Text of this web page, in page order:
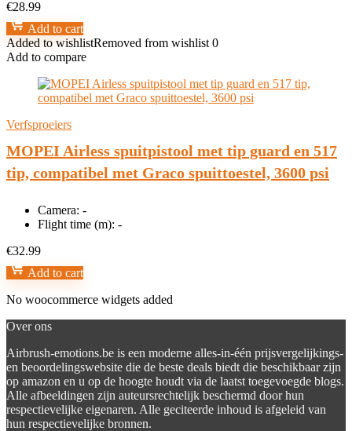
€28.99
Add to cart
Added to wishlistRemoved from wishlist 0
Add to compare
Verfsproeiers
MOPEI Airless spuitpistool met tip guard en 517
tip, compatibel met Graco spuittoestel, 3600 psi
Camera: -
Flight time (m): -
€32.99
Add to cart
No woocommerce widgets added
Over ons
Airbrush-emotions.be is een moderne alles-in-één prijsvergelijkings-
en beoordelingswebsite die de beste deals biedt die beschikbaar zijn
op amazon en u op de hoogte houdt via de laatst toegevoegde blogs.
Alle afbeeldingen zijn auteursrechtelijk beschermd door hun
respectievelijke eigenaren. Alle geciteerde inhoud is afgeleid van
hun respectievelijke bronnen.